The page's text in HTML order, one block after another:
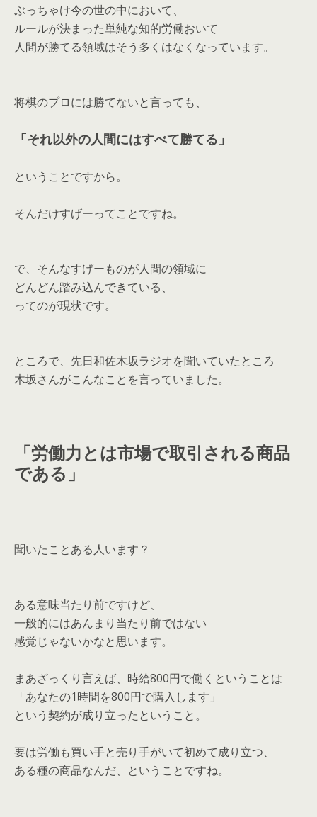
ぶっちゃけ今の世の中において、
ルールが決まった単純な知的労働おいて
人間が勝てる領域はそう多くはなくなっています。
将棋のプロには勝てないと言っても、
「それ以外の人間にはすべて勝てる」
ということですから。
そんだけすげーってことですね。
で、そんなすげーものが人間の領域に
どんどん踏み込んできている、
ってのが現状です。
ところで、先日和佐木坂ラジオを聞いていたところ
木坂さんがこんなことを言っていました。
「労働力とは市場で取引される商品
である」
聞いたことある人います？
ある意味当たり前ですけど、
一般的にはあんまり当たり前ではない
感覚じゃないかなと思います。
まあざっくり言えば、時給800円で働くということは
「あなたの1時間を800円で購入します」
という契約が成り立ったということ。
要は労働も買い手と売り手がいて初めて成り立つ、
ある種の商品なんだ、ということですね。